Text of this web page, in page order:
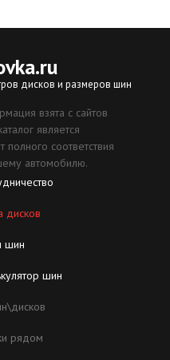
.ru
дисков и размеров шин
взята с сайтов
является
соответствия
автомобилю.
дисков
шин
шин
рядом